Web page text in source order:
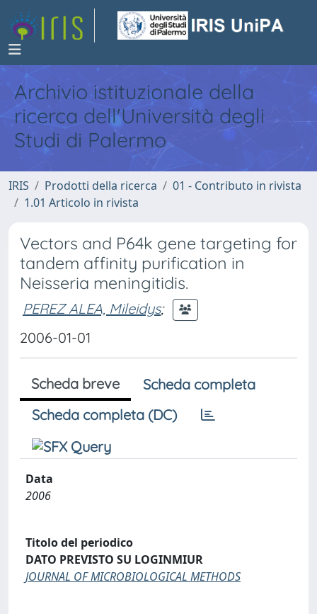
Archivio istituzionale della
ricerca dell'Università degli
Studi di Palermo
IRIS Prodotti della ricerca
01 - Contributo in rivista
1.01 Articolo in rivista
Vectors and P64k gene targeting for
tandem affinity purification in
Neisseria meningitidis.
PEREZ ALEA, Mileidys;
2006-01-01
Scheda breve
Scheda completa
Scheda completa (DC)
Data
2006
Titolo del periodico
DATO PREVISTO SU LOGINMIUR
JOURNAL OF MICROBIOLOGICAL METHODS